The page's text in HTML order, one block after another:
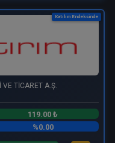
Katılım Endeksinde
VE TİCARET A.Ş.
119.00 ₺
%0.00